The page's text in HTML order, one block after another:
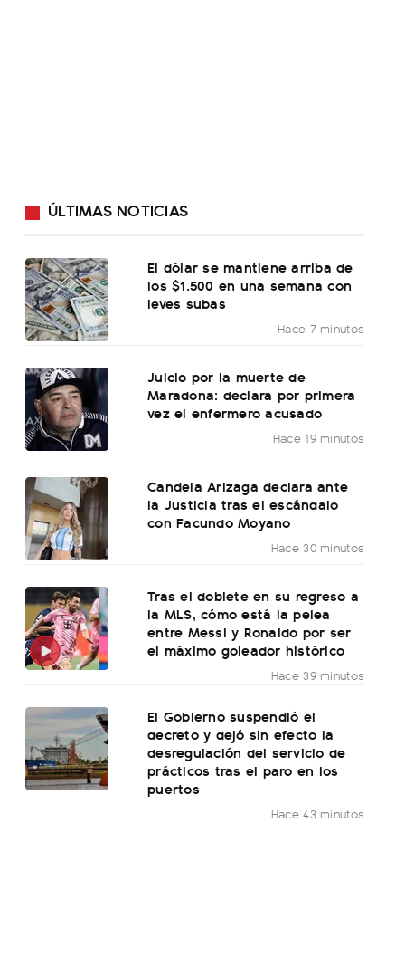
ÚLTIMAS NOTICIAS
El dólar se mantiene arriba de
los $1.500 en una semana con
leves subas
Hace 7 minutos
Juicio por la muerte de
Maradona: declara por primera
vez el enfermero acusado
Hace 19 minutos
Candela Arizaga declara ante
la Justicia tras el escándalo
con Facundo Moyano
Hace 30 minutos
Tras el doblete en su regreso a
la MLS, cómo está la pelea
entre Messi y Ronaldo por ser
el máximo goleador histórico
Hace 39 minutos
El Gobierno suspendió el
decreto y dejó sin efecto la
desregulación del servicio de
prácticos tras el paro en los
puertos
Hace 43 minutos